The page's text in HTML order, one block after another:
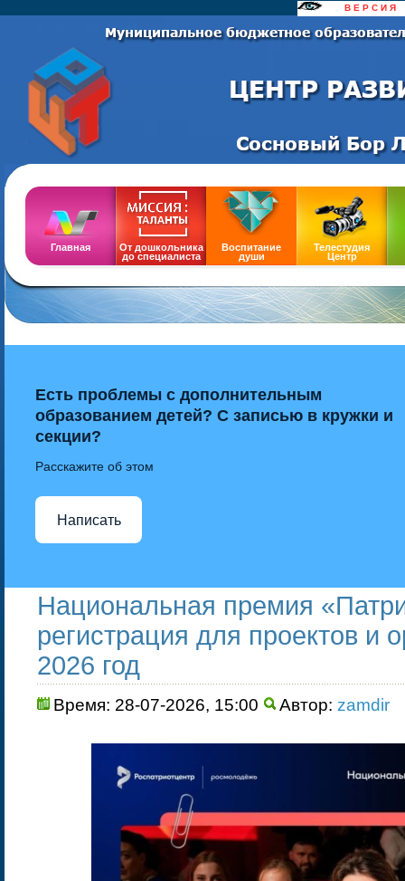
В Е Р С И Я
Сайт
Главная
От дошкольника
до специалиста
Воспитание
души
Телестудия
Центр
Есть проблемы с дополнительным
образованием детей? С записью в кружки и
секции?
Расскажите об этом
Написать
Национальная премия
регистрация для проектов и
2026 год
Время: 28-07-2026, 15:00 Автор: zamdir